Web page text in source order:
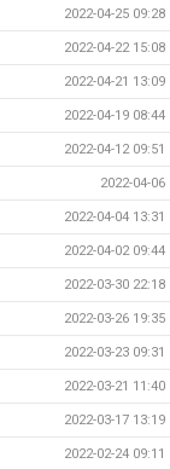
2022-04-25 09:28
2022-04-22 15:08
2022-04-21 13:09
2022-04-19 08:44
2022-04-12 09:51
2022-04-06
2022-04-04 13:31
2022-04-02 09:44
2022-03-30 22:18
2022-03-26 19:35
2022-03-23 09:31
2022-03-21 11:40
2022-03-17 13:19
2022-02-24 09:11